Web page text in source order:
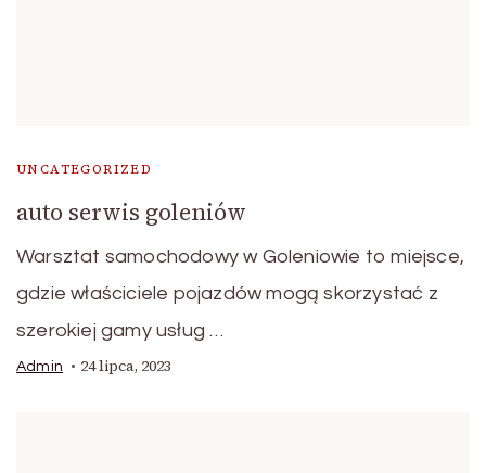
UNCATEGORIZED
auto serwis goleniów
Warsztat samochodowy w Goleniowie to miejsce,
gdzie właściciele pojazdów mogą skorzystać z
szerokiej gamy usług …
Admin 24 lipca, 2023